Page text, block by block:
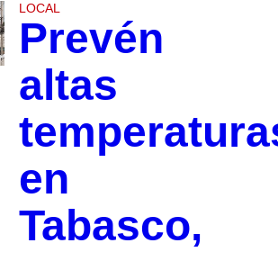
LOCAL
Prevén
altas
en
Tabasco,